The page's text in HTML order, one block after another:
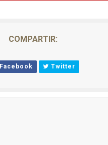
COMPARTIR:
Facebook Twitter